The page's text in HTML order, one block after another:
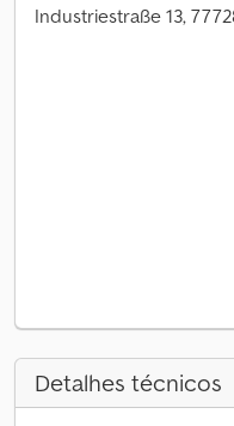
Industriestraße 13,
Detalhes técnicos